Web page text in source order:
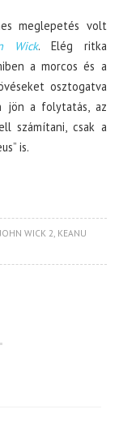
meglepetés volt
Wick. Elég ritka
a morcos és a
osztogatva
jön a folytatás, az
számítani, csak a
is.
JOHN WICK 2, KEANU